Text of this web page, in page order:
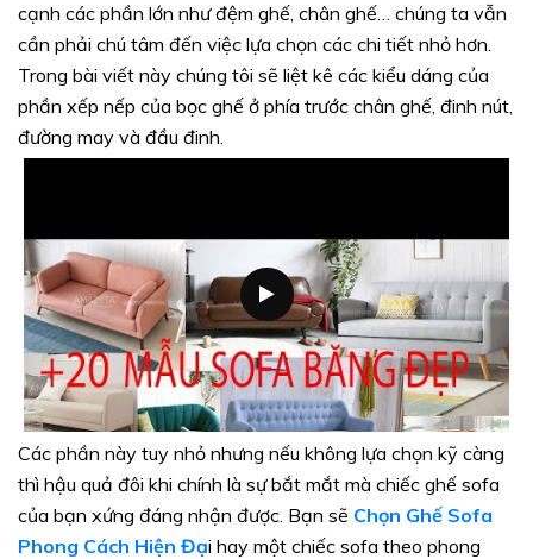
cạnh các phần lớn như đệm ghế, chân ghế… chúng ta vẫn
cần phải chú tâm đến việc lựa chọn các chi tiết nhỏ hơn.
Trong bài viết này chúng tôi sẽ liệt kê các kiểu dáng của
phần xếp nếp của bọc ghế ở phía trước chân ghế, đinh nút,
đường may và đầu đinh.
Các phần này tuy nhỏ nhưng nếu không lựa chọn kỹ càng
thì hậu quả đôi khi chính là sự bắt mắt mà chiếc ghế sofa
của bạn xứng đáng nhận được. Bạn sẽ Chọn Ghế Sofa
Phong Cách Hiện Đại hay một chiếc sofa theo phong